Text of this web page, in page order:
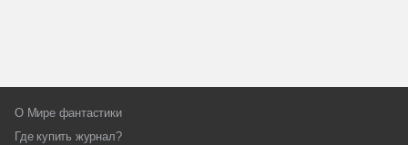
О Мире фантастики
Где купить журнал?